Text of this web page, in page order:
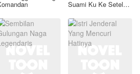
Suami Ku Ke Setelan